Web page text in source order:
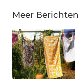
Meer Berichten